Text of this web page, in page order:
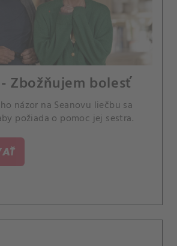
Zbožňujem bolesť
názor na Seanovu liečbu sa
požiada o pomoc jej sestra.